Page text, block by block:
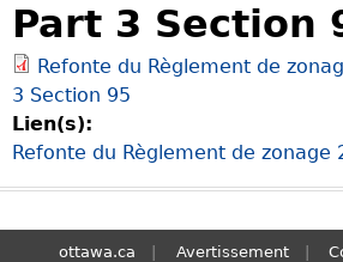
o
r
S
e
a
r
Part 3 Section
Refonte du Règlement de
3 Section 95
Lien(s):
Refonte du Règlement de zonage
ottawa.ca Avertissement